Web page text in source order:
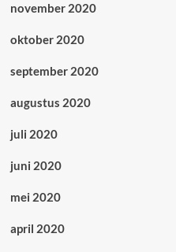
november 2020
oktober 2020
september 2020
augustus 2020
juli 2020
juni 2020
mei 2020
april 2020